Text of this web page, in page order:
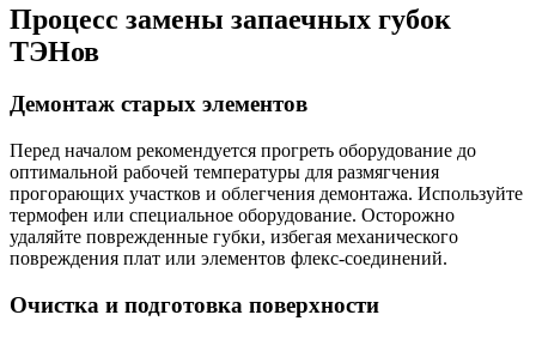
Процесс замены запаечных губок
ТЭНов
Демонтаж старых элементов
Перед началом рекомендуется прогреть оборудование до
оптимальной рабочей температуры для размягчения
прогорающих участков и облегчения демонтажа. Используйте
термофен или специальное оборудование. Осторожно
удаляйте поврежденные губки, избегая механического
повреждения плат или элементов флекс-соединений.
Очистка и подготовка поверхности